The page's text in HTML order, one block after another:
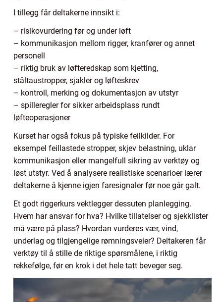
I tillegg får deltakerne innsikt i:
– risikovurdering før og under løft
– kommunikasjon mellom rigger, kranfører og annet
personell
– riktig bruk av løfteredskap som kjetting,
ståltaustropper, sjakler og løfteskrev
– kontroll, merking og dokumentasjon av utstyr
– spilleregler for sikker arbeidsplass rundt
løfteoperasjoner
Kurset har også fokus på typiske feilkilder. For
eksempel feillastede stropper, skjev belastning, uklar
kommunikasjon eller mangelfull sikring av verktøy og
løst utstyr. Ved å analysere realistiske scenarioer lærer
deltakerne å kjenne igjen faresignaler før noe går galt.
Et godt riggerkurs vektlegger dessuten planlegging.
Hvem har ansvar for hva? Hvilke tillatelser og sjekklister
må være på plass? Hvordan vurderes vær, vind,
underlag og tilgjengelige rømningsveier? Deltakeren får
verktøy til å stille de riktige spørsmålene, i riktig
rekkefølge, før en krok i det hele tatt beveger seg.